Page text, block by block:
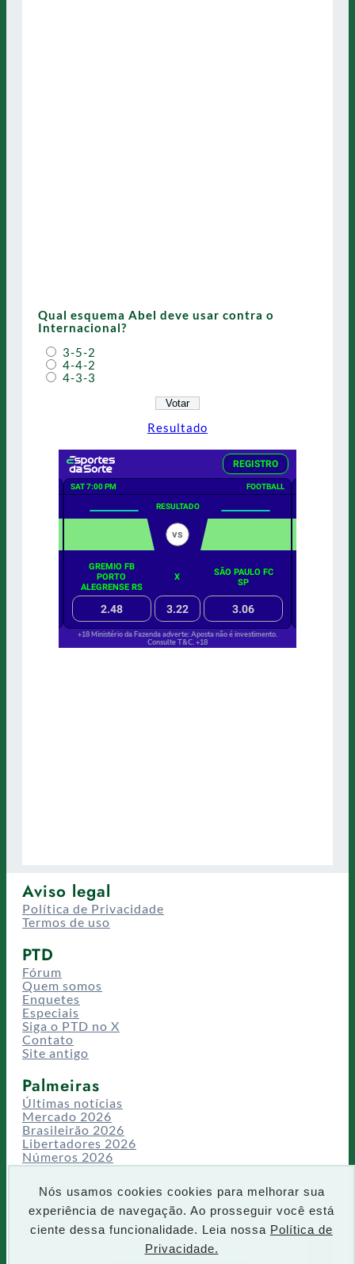
Nós usamos cookies cookies para melhorar sua
experiência de navegação. Ao prosseguir você está
ciente dessa funcionalidade. Leia nossa Política de
Privacidade.
Qual esquema Abel deve usar contra o
Internacional?
3-5-2
4-4-2
4-3-3
Resultado
Aviso legal
Política de Privacidade
Termos de uso
PTD
Fórum
Quem somos
Enquetes
Especiais
Siga o PTD no X
Contato
Site antigo
Palmeiras
Últimas notícias
Mercado 2026
Brasileirão 2026
Libertadores 2026
Números 2026
Campeonatos
Temporadas
CT/Centro de Excelência
Busca
P
e